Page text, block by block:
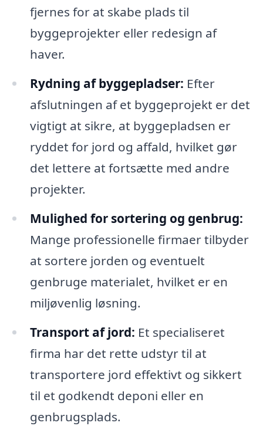
fjernes for at skabe plads til
byggeprojekter eller redesign af
haver.
Rydning af byggepladser: Efter
afslutningen af et byggeprojekt er det
vigtigt at sikre, at byggepladsen er
ryddet for jord og affald, hvilket gør
det lettere at fortsætte med andre
projekter.
Mulighed for sortering og genbrug:
Mange professionelle firmaer tilbyder
at sortere jorden og eventuelt
genbruge materialet, hvilket er en
miljøvenlig løsning.
Transport af jord: Et specialiseret
firma har det rette udstyr til at
transportere jord effektivt og sikkert
til et godkendt deponi eller en
genbrugsplads.